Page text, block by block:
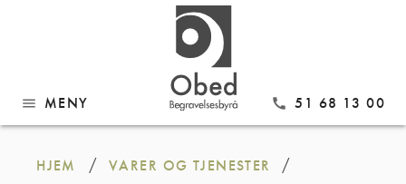
menu MENY call 51 68 13 00
Gå
HJEM / VARER OG TJENESTER /